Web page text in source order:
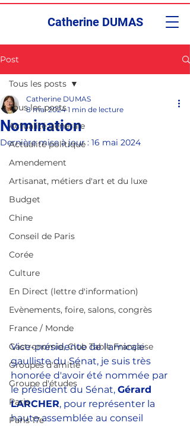
Catherine DUMAS
Post
Tous les posts
Actualité générale
Actualité politique
Amendement
Artisanat, métiers d'art et du luxe
Budget
Chine
Conseil de Paris
Corée
Culture
En Direct (lettre d'information)
Evènements, foire, salons, congrès
France / Monde
Gastronomie, Club Table Française
Groupes d'amitié
Groupe d'études
Paris
Paris 17e
Tous les posts
Nomination
Catherine DUMAS
8 mai 2024 1 min de lecture
Dernière mise à jour : 16 mai 2024
Vice-présidente de l'amicale
gaulliste du Sénat, je suis très
honorée d'avoir été nommée par
le président du Sénat, Gérard
LARCHER, pour représenter la
haute assemblée au conseil